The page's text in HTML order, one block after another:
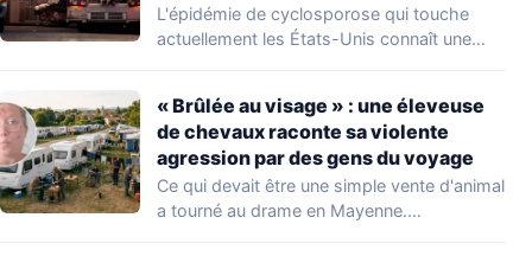
L'épidémie de cyclosporose qui touche
actuellement les États-Unis connaît une
« Brûlée au visage » : une éleveuse
de chevaux raconte sa violente
agression par des gens du voyage
Ce qui devait être une simple vente d'animal
a tourné au drame en Mayenne.…